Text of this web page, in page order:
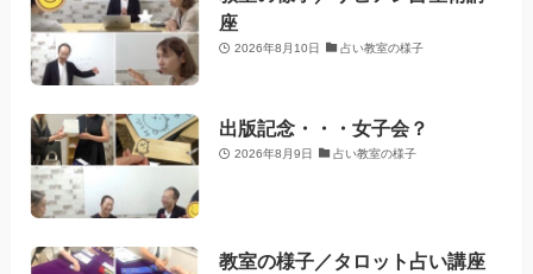
座
2026年8月10日 占い教室の様子
出版記念・・・女子会？
2026年8月9日 占い教室の様子
教室の様子／タロット占い講座